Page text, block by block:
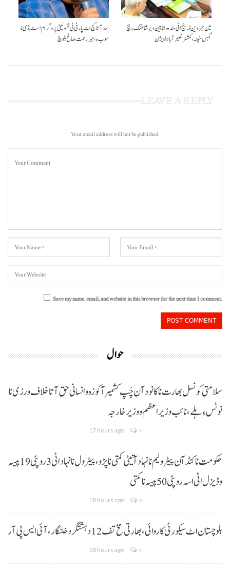
سد آتا کچ اٹ پارٹی ٹی شمولیتی پروگرام است بڈی نا
سوب ءِ،میر رحمت صالح بلوچ
مین حیردین ڈرینج اٹی سندھ انا پین دیر شاغنگ ءِ ہچ
گہس منپنہ،کمشنر نصیرآباد ڈویژن
Your email address will not be published.
Save my name, email, and website in this browser for the next time I comment.
حوال
سلامتی کونسل بھارت نا کانود آن چَپ کشمیر آ کوزہ و انسانی حق آتا خلاف ورزی نا
نوٹس ءِ ہلے،نائب وزیراعظم و وزیر خارجہ
17 hours ago 0
حکومت نا کنڈ آن پیٹرولیم نا نہاد آتیٹی کمتی نا پڑو،پیٹرول نا نہاد اٹی 3 روپئی 19 پیسہ
و ڈیزل اٹی اسہ روپئی 50 پیسہ نا کمتی
18 hours ago 0
بلوچستان اٹ سیکورٹی کاروائی، بھارتی مخ تف 12 دہشتگرد خلنگار،آئی ایس پی آر
18 hours ago 0